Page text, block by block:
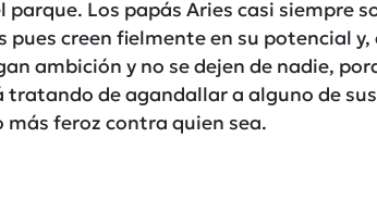
parque. Los papás Aries casi siempre
pues creen fielmente en su potencial
ambición y no se dejen de nadie,
tratando de agandallar a alguno de sus
más feroz contra quien sea.